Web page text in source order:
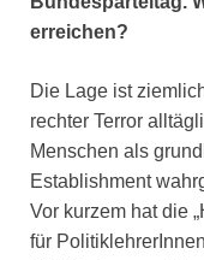
erreichen?
Die Lage ist
rechter Terror
Menschen als
Establishment
Vor kurzem hat die
für